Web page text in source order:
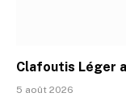
Clafoutis Léger
5 août 2026